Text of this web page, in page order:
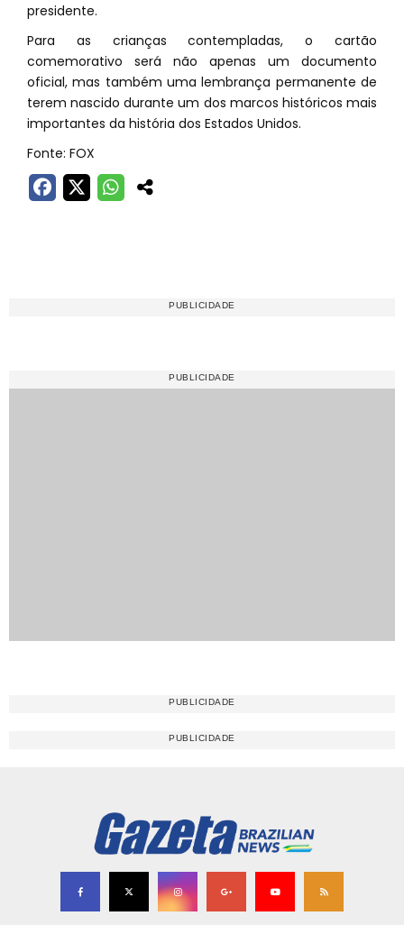
presidente.
Para as crianças contempladas, o cartão
comemorativo será não apenas um documento
oficial, mas também uma lembrança permanente de
terem nascido durante um dos marcos históricos mais
importantes da história dos Estados Unidos.
Fonte: FOX